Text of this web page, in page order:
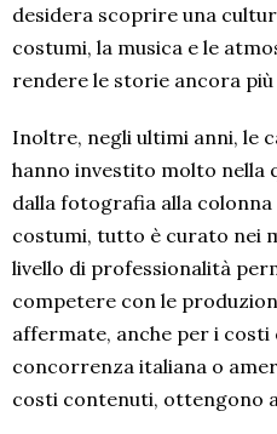
desidera scoprire una
costumi, la musica e le
rendere le storie ancora
Inoltre, negli ultimi anni, le
hanno investito molto nella
dalla fotografia alla
costumi, tutto è curato nei
livello di professionalità
competere con le
affermate, anche per i costi
concorrenza italiana o
costi contenuti, ottengono